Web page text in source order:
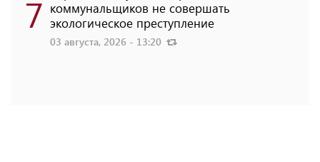
7 коммунальщиков не совершать
экологическое преступление
03 августа, 2026 - 13:20